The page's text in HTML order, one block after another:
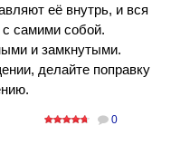
её внутрь, и вся
самими собой.
и замкнутыми.
делайте поправку
0